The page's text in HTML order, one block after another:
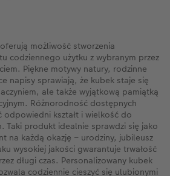
możliwość stworzenia
codziennego użytku z wybranym przez
Piękne motywy natury, rodzinne
napisy sprawiają, że kubek staje się
ale także wyjątkową pamiątką
Różnorodność dostępnych
kształt i wielkość do
Taki produkt idealnie sprawdzi się jako
na każdą okazję – urodziny, jubileusz
wysokiej jakości gwarantuje trwałość
długi czas. Personalizowany kubek
codziennie cieszyć się ulubionymi